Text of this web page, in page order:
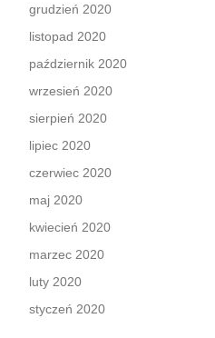
grudzień 2020
listopad 2020
październik 2020
wrzesień 2020
sierpień 2020
lipiec 2020
czerwiec 2020
maj 2020
kwiecień 2020
marzec 2020
luty 2020
styczeń 2020